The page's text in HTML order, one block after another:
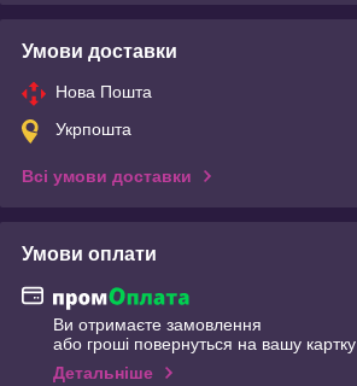
Умови доставки
Нова Пошта
Укрпошта
Всі умови доставки
Умови оплати
Ви отримаєте замовлення
або гроші повернуться на вашу картку
Детальніше